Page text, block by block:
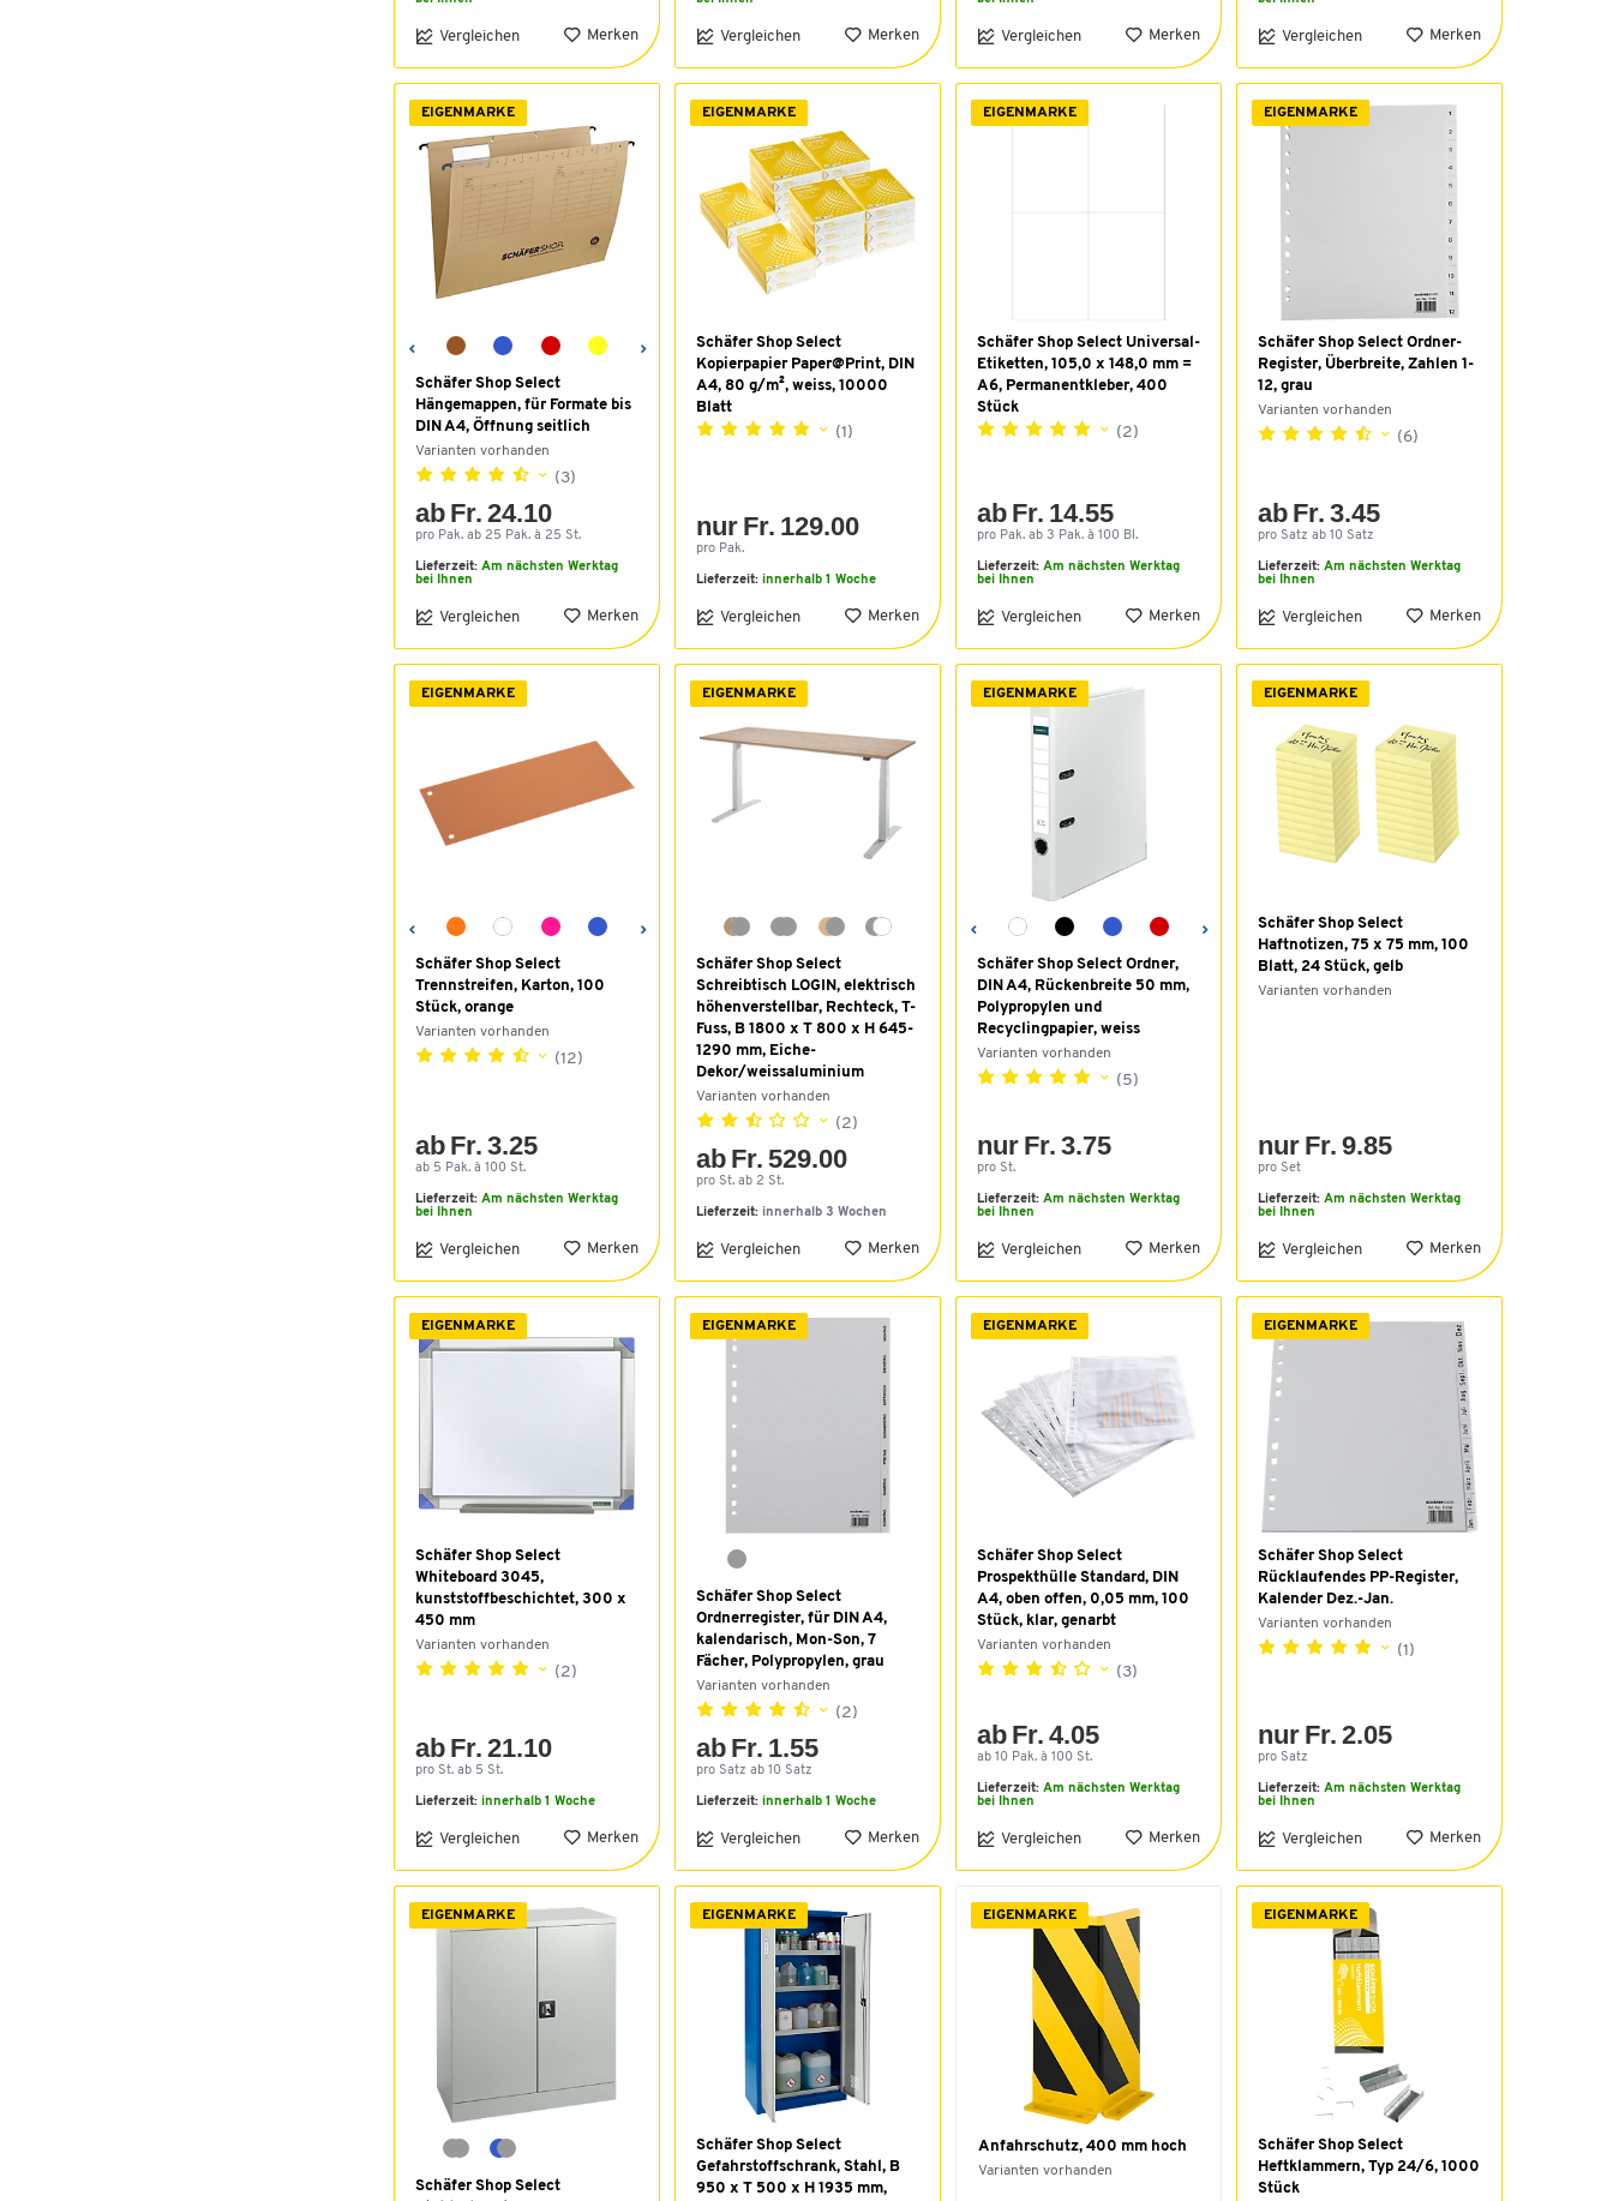
Vergleichen Merken Vergleichen Merken Vergleichen Merken Vergleichen Merken
EIGENMARKE
Schäfer Shop Select
Hängemappen, für Formate bis
DIN A4, Öffnung seitlich
Varianten vorhanden
(3)
ab Fr. 24.10
pro Pak. ab 25 Pak. à 25 St.
Lieferzeit: Am nächsten Werktag
bei Ihnen
Vergleichen Merken
EIGENMARKE
Schäfer Shop Select
Kopierpapier Paper@Print, DIN
A4, 80 g/m², weiss, 10000
Blatt
(1)
nur Fr. 129.00
pro Pak.
Lieferzeit: innerhalb 1 Woche
Vergleichen Merken
EIGENMARKE
Schäfer Shop Select Universal-
Etiketten, 105,0 x 148,0 mm =
A6, Permanentkleber, 400
Stück
(2)
ab Fr. 14.55
pro Pak. ab 3 Pak. à 100 Bl.
Lieferzeit: Am nächsten Werktag
bei Ihnen
Vergleichen Merken
EIGENMARKE
Schäfer Shop Select Ordner-
Register, Überbreite, Zahlen 1-
12, grau
Varianten vorhanden
(6)
ab Fr. 3.45
pro Satz ab 10 Satz
Lieferzeit: Am nächsten Werktag
bei Ihnen
Vergleichen Merken
EIGENMARKE
Schäfer Shop Select
Trennstreifen, Karton, 100
Stück, orange
Varianten vorhanden
(12)
ab Fr. 3.25
ab 5 Pak. à 100 St.
Lieferzeit: Am nächsten Werktag
bei Ihnen
Vergleichen Merken
EIGENMARKE
Schäfer Shop Select
Schreibtisch LOGIN, elektrisch
höhenverstellbar, Rechteck, T-
Fuss, B 1800 x T 800 x H 645-
1290 mm, Eiche-
Dekor/weissaluminium
Varianten vorhanden
(2)
ab Fr. 529.00
pro St. ab 2 St.
Lieferzeit: innerhalb 3 Wochen
Vergleichen Merken
EIGENMARKE
Schäfer Shop Select Ordner,
DIN A4, Rückenbreite 50 mm,
Polypropylen und
Recyclingpapier, weiss
Varianten vorhanden
(5)
nur Fr. 3.75
pro St.
Lieferzeit: Am nächsten Werktag
bei Ihnen
Vergleichen Merken
EIGENMARKE
Schäfer Shop Select
Haftnotizen, 75 x 75 mm, 100
Blatt, 24 Stück, gelb
Varianten vorhanden
nur Fr. 9.85
pro Set
Lieferzeit: Am nächsten Werktag
bei Ihnen
Vergleichen Merken
EIGENMARKE
Schäfer Shop Select
Whiteboard 3045,
kunststoffbeschichtet, 300 x
450 mm
Varianten vorhanden
(2)
ab Fr. 21.10
pro St. ab 5 St.
Lieferzeit: innerhalb 1 Woche
Vergleichen Merken
EIGENMARKE
Schäfer Shop Select
Ordnerregister, für DIN A4,
kalendarisch, Mon-Son, 7
Fächer, Polypropylen, grau
Varianten vorhanden
(2)
ab Fr. 1.55
pro Satz ab 10 Satz
Lieferzeit: innerhalb 1 Woche
Vergleichen Merken
EIGENMARKE
Schäfer Shop Select
Prospekthülle Standard, DIN
A4, oben offen, 0,05 mm, 100
Stück, klar, genarbt
Varianten vorhanden
(3)
ab Fr. 4.05
ab 10 Pak. à 100 St.
Lieferzeit: Am nächsten Werktag
bei Ihnen
Vergleichen Merken
EIGENMARKE
Schäfer Shop Select
Rücklaufendes PP-Register,
Kalender Dez.-Jan.
Varianten vorhanden
(1)
nur Fr. 2.05
pro Satz
Lieferzeit: Am nächsten Werktag
bei Ihnen
Vergleichen Merken
EIGENMARKE
Schäfer Shop Select
EIGENMARKE
Schäfer Shop Select
Gefahrstoffschrank, Stahl, B
950 x T 500 x H 1935 mm,
EIGENMARKE
Anfahrschutz, 400 mm hoch
Varianten vorhanden
EIGENMARKE
Schäfer Shop Select
Heftklammern, Typ 24/6, 1000
Stück